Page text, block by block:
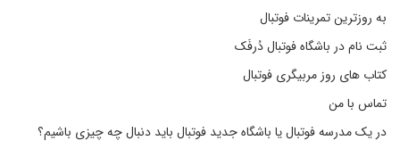
به روزترین تمرینات فوتبال
ثبت نام در باشگاه فوتبال دُرفَک
کتاب های روز مربیگری فوتبال
تماس با من
در یک مدرسه فوتبال یا باشگاه جدید فوتبال باید دنبال چه چیزی باشیم؟